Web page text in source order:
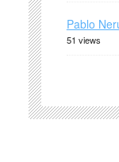
Pablo
51 views